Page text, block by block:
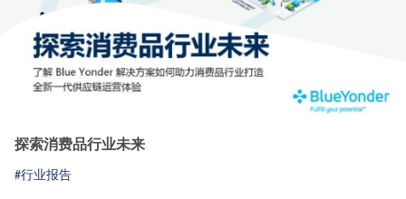
探索消费品行业未来
#行业报告